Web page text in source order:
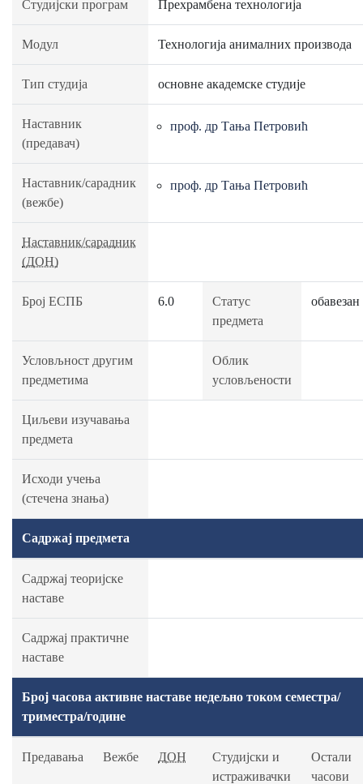
Студијски програм Прехрамбена технологија
Модул Технологија анималних производа
Тип студија основне академске студије
Наставник
(предавач)
проф. др Тања Петровић
Наставник/сарадник
(вежбе)
проф. др Тања Петровић
Наставник/сарадник
(ДОН)
Број ЕСПБ 6.0
Статус
предмета
обавезан
Условљност другим
предметима
Облик
условљености
Циљеви изучавања
предмета
Исходи учења
(стечена знања)
Садржај предмета
Садржај теоријске
наставе
Садржај практичне
наставе
Број часова активне наставе недељно током семестра/
триместра/године
Предавања Вежбе ДОН
Студијски и
истраживачки
Остали
часови